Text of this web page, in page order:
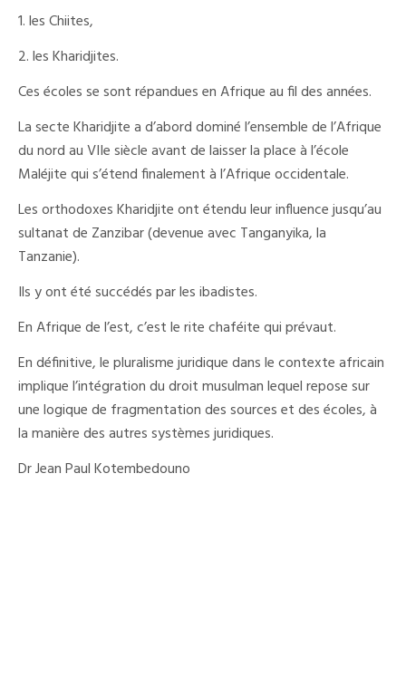
1. les Chiites,
2. les Kharidjites.
Ces écoles se sont répandues en Afrique au fil des années.
La secte Kharidjite a d’abord dominé l’ensemble de l’Afrique
du nord au VIIe siècle avant de laisser la place à l’école
Maléjite qui s’étend finalement à l’Afrique occidentale.
Les orthodoxes Kharidjite ont étendu leur influence jusqu’au
sultanat de Zanzibar (devenue avec Tanganyika, la
Tanzanie).
Ils y ont été succédés par les ibadistes.
En Afrique de l’est, c’est le rite chaféite qui prévaut.
En définitive, le pluralisme juridique dans le contexte africain
implique l’intégration du droit musulman lequel repose sur
une logique de fragmentation des sources et des écoles, à
la manière des autres systèmes juridiques.
Dr Jean Paul Kotembedouno